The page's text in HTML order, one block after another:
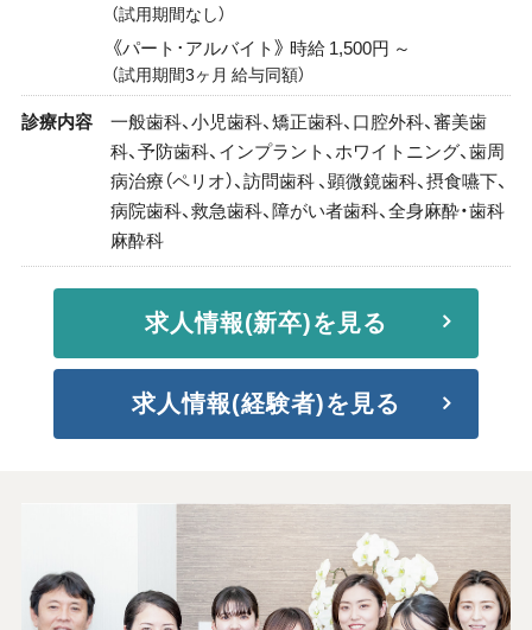
（試用期間なし）
《パート･アルバイト》 時給 1,500円 ～
（試用期間3ヶ月 給与同額）
診療内容
一般歯科、小児歯科、矯正歯科、口腔外科、審美歯
科、予防歯科、インプラント、ホワイトニング、歯周
病治療（ペリオ）、訪問歯科 、顕微鏡歯科、摂食嚥下、
病院歯科、救急歯科、障がい者歯科、全身麻酔・歯科
麻酔科
求人情報(新卒)を見る
求人情報(経験者)を見る